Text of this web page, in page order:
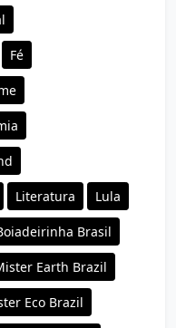
Fé
Literatura Lula
Brasil
Earth Brazil
Eco Brazil